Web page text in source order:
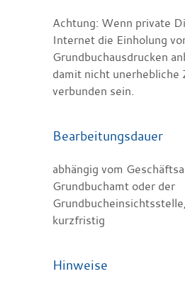
Achtung: Wenn private
Internet die Einholung
Grundbuchausdrucken
damit nicht unerhebliche
verbunden sein.
Bearbeitungsdauer
abhängig vom
Grundbuchamt oder der
kurzfristig
Hinweise